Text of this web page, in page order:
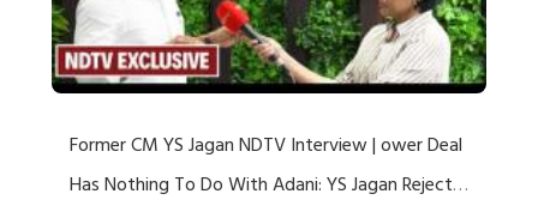
Former CM YS Jagan NDTV Interview | ower Deal
Has Nothing To Do With Adani: YS Jagan Rejects